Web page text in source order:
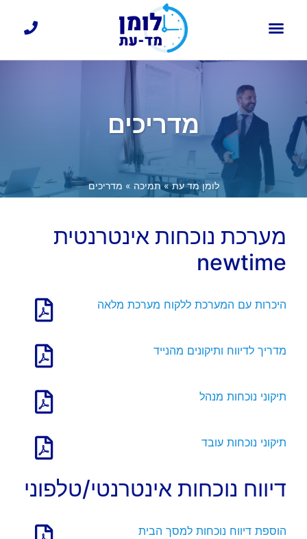
מדריכים
לומן מד עת»תמיכה » מדריכים
מערכת נוכחות אינטרנטית
newtime
היכרות עם המערכת ללקוח מערכת מלאה
מדריך לדיווח ותיקונים מהנייד
תיקוני נוכחות מנהל
תיקוני נוכחות עובד
דיווח נוכחות אינטרנטי/טלפוני
הוספת דיווח נוכחות למסך הבית